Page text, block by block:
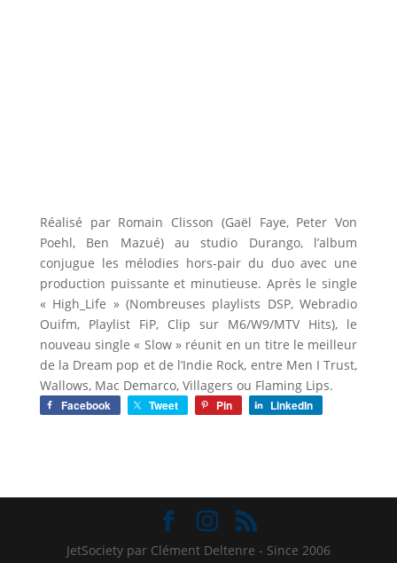
Réalisé par Romain Clisson (Gaël Faye, Peter Von
Poehl, Ben Mazué) au studio Durango, l’album
conjugue les mélodies hors-pair du duo avec une
production puissante et minutieuse. Après le single
« High_Life » (Nombreuses playlists DSP, Webradio
Ouifm, Playlist FiP, Clip sur M6/W9/MTV Hits), le
nouveau single « Slow » réunit en un titre le meilleur
de la Dream pop et de l’Indie Rock, entre Men I Trust,
Wallows, Mac Demarco, Villagers ou Flaming Lips.
Facebook Tweet Pin LinkedIn
JetSociety par Clément Deltenre - Since 2006